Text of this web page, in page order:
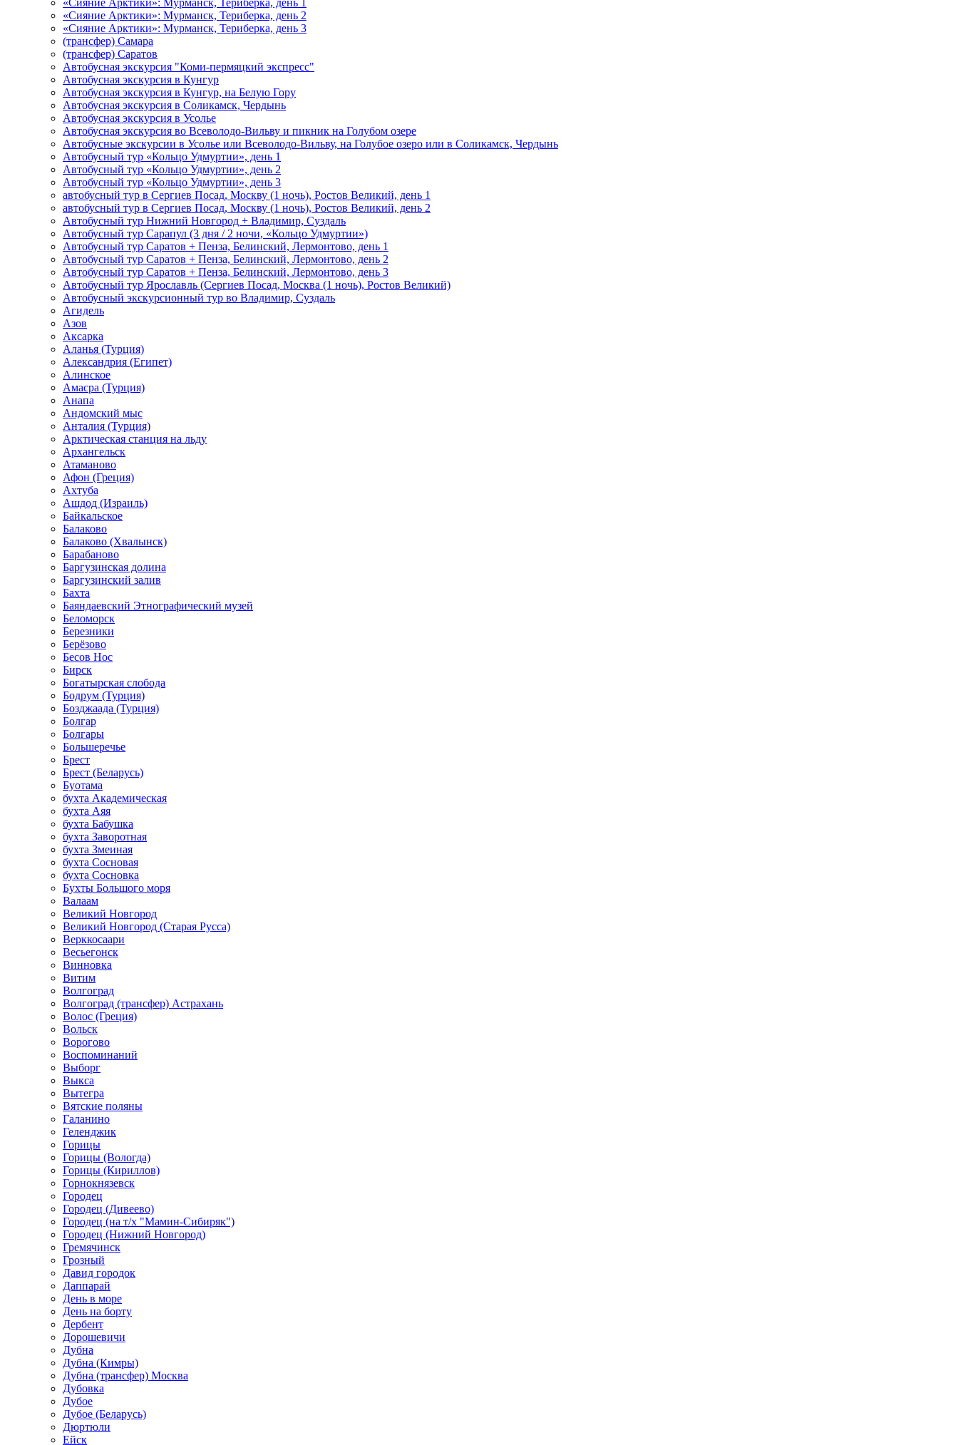
«Сияние Арктики»: Мурманск, Териберка, день 1
«Сияние Арктики»: Мурманск, Териберка, день 2
«Сияние Арктики»: Мурманск, Териберка, день 3
(трансфер) Самара
(трансфер) Саратов
Автобусная экскурсия "Коми-пермяцкий экспресс"
Автобусная экскурсия в Кунгур
Автобусная экскурсия в Кунгур, на Белую Гору
Автобусная экскурсия в Соликамск, Чердынь
Автобусная экскурсия в Усолье
Автобусная экскурсия во Всеволодо-Вильву и пикник на Голубом озере
Автобусные экскурсии в Усолье или Всеволодо-Вильву, на Голубое озеро или в Соликамск, Чердынь
Автобусный тур «Кольцо Удмуртии», день 1
Автобусный тур «Кольцо Удмуртии», день 2
Автобусный тур «Кольцо Удмуртии», день 3
автобусный тур в Сергиев Посад, Москву (1 ночь), Ростов Великий, день 1
автобусный тур в Сергиев Посад, Москву (1 ночь), Ростов Великий, день 2
Автобусный тур Нижний Новгород + Владимир, Суздаль
Автобусный тур Сарапул (3 дня / 2 ночи, «Кольцо Удмуртии»)
Автобусный тур Саратов + Пенза, Белинский, Лермонтово, день 1
Автобусный тур Саратов + Пенза, Белинский, Лермонтово, день 2
Автобусный тур Саратов + Пенза, Белинский, Лермонтово, день 3
Автобусный тур Ярославль (Сергиев Посад, Москва (1 ночь), Ростов Великий)
Автобусный экскурсионный тур во Владимир, Суздаль
Агидель
Азов
Аксарка
Аланья (Турция)
Александрия (Египет)
Алинское
Амасра (Турция)
Анапа
Андомский мыс
Анталия (Турция)
Арктическая станция на льду
Архангельск
Атаманово
Афон (Греция)
Ахтуба
Ашдод (Израиль)
Байкальское
Балаково
Балаково (Хвалынск)
Барабаново
Баргузинская долина
Баргузинский залив
Бахта
Баяндаевский Этнографический музей
Беломорск
Березники
Берёзово
Бесов Нос
Бирск
Богатырская слобода
Бодрум (Турция)
Бозджаада (Турция)
Болгар
Болгары
Большеречье
Брест
Брест (Беларусь)
Буотама
бухта Академическая
бухта Аяя
бухта Бабушка
бухта Заворотная
бухта Змеиная
бухта Сосновая
бухта Сосновка
Бухты Большого моря
Валаам
Великий Новгород
Великий Новгород (Старая Русса)
Верккосаари
Весьегонск
Винновка
Витим
Волгоград
Волгоград (трансфер) Астрахань
Волос (Греция)
Вольск
Ворогово
Воспоминаний
Выборг
Выкса
Вытегра
Вятские поляны
Галанино
Геленджик
Горицы
Горицы (Вологда)
Горицы (Кириллов)
Горнокнязевск
Городец
Городец (Дивеево)
Городец (на т/х "Мамин-Сибиряк")
Городец (Нижний Новгород)
Гремячинск
Грозный
Давид городок
Даппарай
День в море
День на борту
Дербент
Дорошевичи
Дубна
Дубна (Кимры)
Дубна (трансфер) Москва
Дубовка
Дубое
Дубое (Беларусь)
Дюртюли
Ейск